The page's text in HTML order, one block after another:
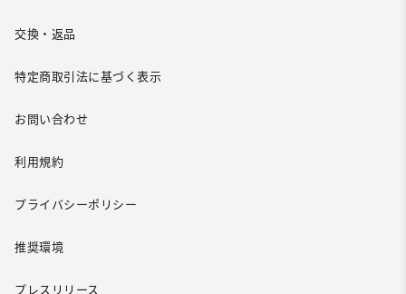
交換・返品
特定商取引法に基づく表示
お問い合わせ
利用規約
プライバシーポリシー
推奨環境
プレスリリース